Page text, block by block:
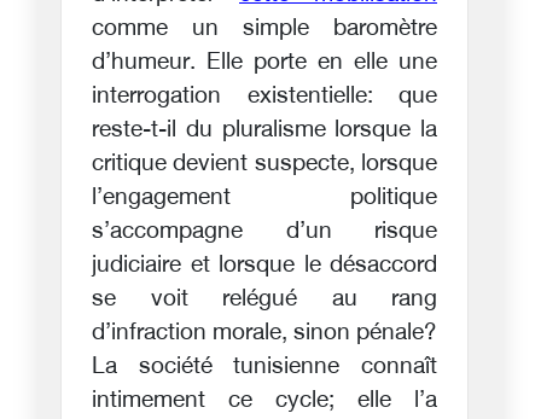
comme un simple baromètre
d’humeur. Elle porte en elle une
interrogation existentielle: que
reste-t-il du pluralisme lorsque la
critique devient suspecte, lorsque
l’engagement politique
s’accompagne d’un risque
judiciaire et lorsque le désaccord
se voit relégué au rang
d’infraction morale, sinon pénale?
La société tunisienne connaît
intimement ce cycle; elle l’a